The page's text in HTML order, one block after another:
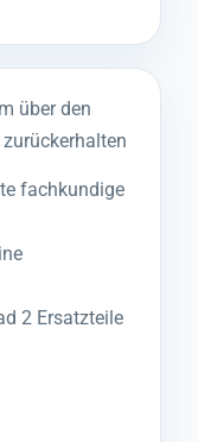
über den
fachkundige
2 Ersatzteile